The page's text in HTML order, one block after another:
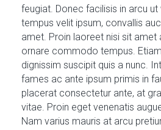
feugiat. Donec facilisis in arcu ut
tempus velit ipsum, convallis
amet. Proin laoreet nisi sit amet
ornare commodo tempus.
dignissim suscipit quis a nunc.
fames ac ante ipsum primis in
placerat consectetur ante, at
vitae. Proin eget venenatis
Nam varius mauris at arcu